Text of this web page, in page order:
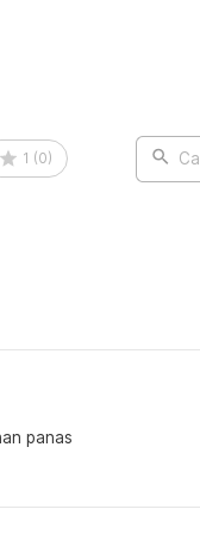
minuman sekaligus.
ringkas dan tidak
1 (0)
panas